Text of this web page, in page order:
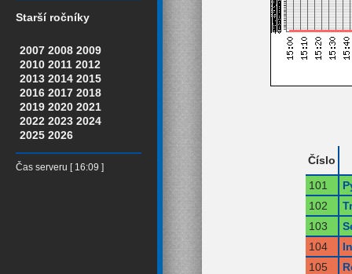
Starší ročníky
2007 2008 2009
2010 2011 2012
2013 2014 2015
2016 2017 2018
2019 2020 2021
2022 2023 2024
2025 2026
Čas serveru [ 16:09 ]
Číslo
101
102
103
104
105